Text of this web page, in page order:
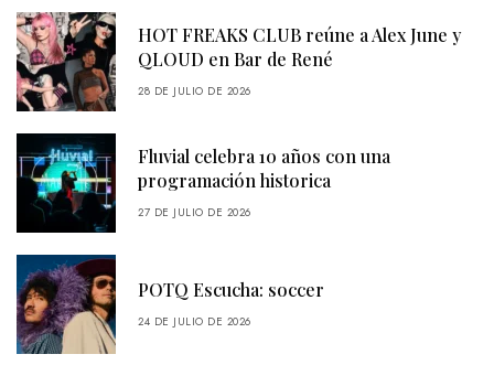
HOT FREAKS CLUB reúne a Alex June y
QLOUD en Bar de René
28 DE JULIO DE 2026
Fluvial celebra 10 años con una
programación historica
27 DE JULIO DE 2026
POTQ Escucha: soccer
24 DE JULIO DE 2026